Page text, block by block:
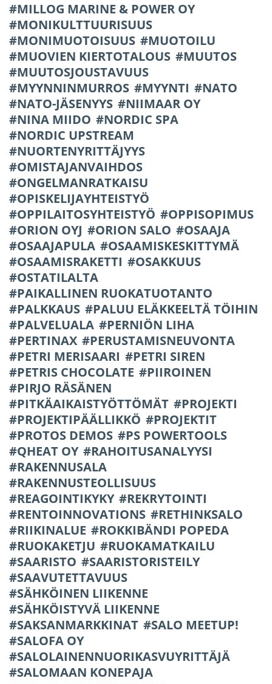
MILLOG MARINE & POWER OY
MONIKULTTUURISUUS
MONIMUOTOISUUS
MUOTOILU
MUOVIEN KIERTOTALOUS
MUUTOS
MUUTOSJOUSTAVUUS
MYYNNINMURROS
MYYNTI
NATO
NATO-JÄSENYYS
NIIMAAR OY
NINA MIIDO
NORDIC SPA
NORDIC UPSTREAM
NUORTENYRITTÄJYYS
OMISTAJANVAIHDOS
ONGELMANRATKAISU
OPISKELIJAYHTEISTYÖ
OPPILAITOSYHTEISTYÖ
OPPISOPIMUS
ORION OYJ
ORION SALO
OSAAJA
OSAAJAPULA
OSAAMISKESKITTYMÄ
OSAAMISRAKETTI
OSAKKUUS
OSTATILALTA
PAIKALLINEN RUOKATUOTANTO
PALKKAUS
PALUU ELÄKKEELTÄ TÖIHIN
PALVELUALA
PERNIÖN LIHA
PERTINAX
PERUSTAMISNEUVONTA
PETRI MERISAARI
PETRI SIREN
PETRIS CHOCOLATE
PIIROINEN
PIRJO RÄSÄNEN
PITKÄAIKAISTYÖTTÖMÄT
PROJEKTI
PROJEKTIPÄÄLLIKKÖ
PROJEKTIT
PROTOS DEMOS
PS POWERTOOLS
QHEAT OY
RAHOITUSANALYYSI
RAKENNUSALA
RAKENNUSTEOLLISUUS
REAGOINTIKYKY
REKRYTOINTI
RENTOINNOVATIONS
RETHINKSALO
RIIKINALUE
ROKKIBÄNDI POPEDA
RUOKAKETJU
RUOKAMATKAILU
SAARISTO
SAARISTORISTEILY
SAAVUTETTAVUUS
SÄHKÖINEN LIIKENNE
SÄHKÖISTYVÄ LIIKENNE
SAKSANMARKKINAT
SALO MEETUP!
SALOFA OY
SALOLAINENNUORIKASVUYRITTÄJÄ
SALOMAAN KONEPAJA